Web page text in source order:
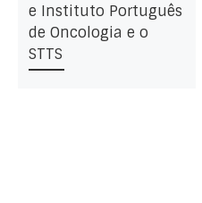
e Instituto Português
de Oncologia e o
STTS